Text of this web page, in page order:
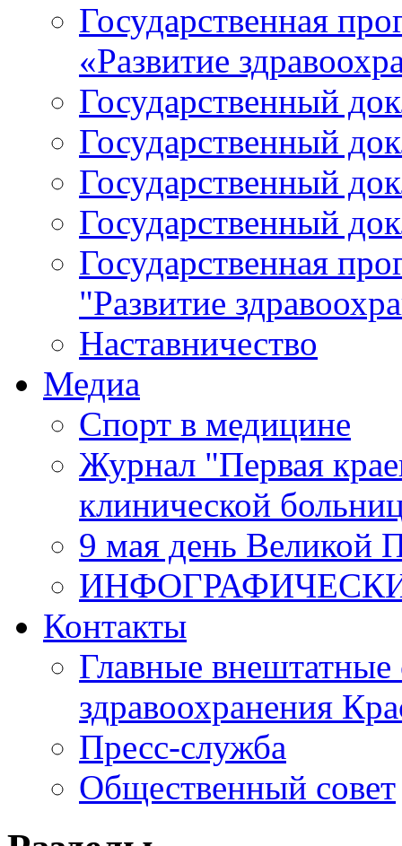
Государственная
«Развитие
Государственный
Государственный
Государственный
Государственный
Государственная
"Развитие
Наставничество
Медиа
Спорт в медицине
Журнал "Первая
клинической
9 мая день Великой
Контакты
Главные внештатные
здравоохранения
Пресс-служба
Общественный совет